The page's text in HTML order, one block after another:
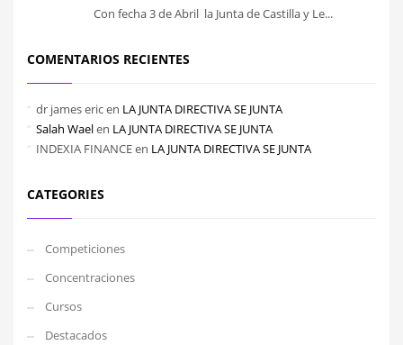
Con fecha 3 de Abril la Junta de Castilla y Le...
COMENTARIOS RECIENTES
dr james ericen LA JUNTA DIRECTIVA SE JUNTA
Salah Waelen LA JUNTA DIRECTIVA SE JUNTA
INDEXIA FINANCEen LA JUNTA DIRECTIVA SE JUNTA
CATEGORIES
Competiciones
Concentraciones
Cursos
Destacados